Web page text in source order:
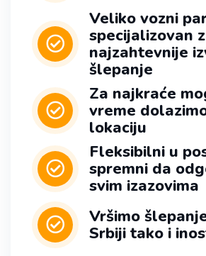
Veliko vozni
specijalizovan
najzahtevnije
šlepanje
Za najkraće
vreme
lokaciju
Fleksibilni u
spremni da
svim izazovima
Vršimo
Srbiji tako i